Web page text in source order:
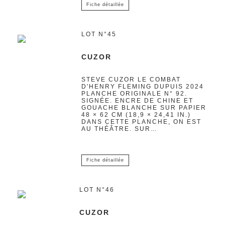
Fiche détaillée
LOT N°45
CUZOR
STEVE CUZOR LE COMBAT
D'HENRY FLEMING DUPUIS 2024
PLANCHE ORIGINALE N° 92.
SIGNÉE. ENCRE DE CHINE ET
GOUACHE BLANCHE SUR PAPIER
48 × 62 CM (18,9 × 24,41 IN.)
DANS CETTE PLANCHE, ON EST
AU THÉÂTRE. SUR…
Fiche détaillée
LOT N°46
CUZOR